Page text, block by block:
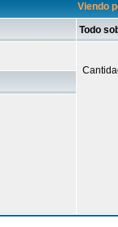
Viendo
Todo